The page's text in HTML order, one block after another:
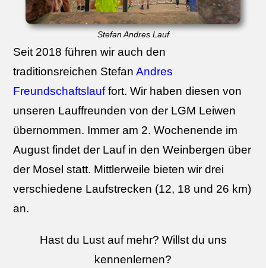
Seit 2018 führen wir auch den
traditionsreichen StefanAndres
Freundschaftslauffort. Wir haben diesen von
unseren Lauffreunden von der LGM Leiwen
übernommen. Immer am 2. Wochenende im
August findet der Lauf in den Weinbergen über
der Mosel statt. Mittlerweile bieten wir drei
verschiedene Laufstrecken (12, 18 und 26 km)
an.
Stefan Andres Lauf
Hast du Lust auf mehr? Willst du uns
kennenlernen?